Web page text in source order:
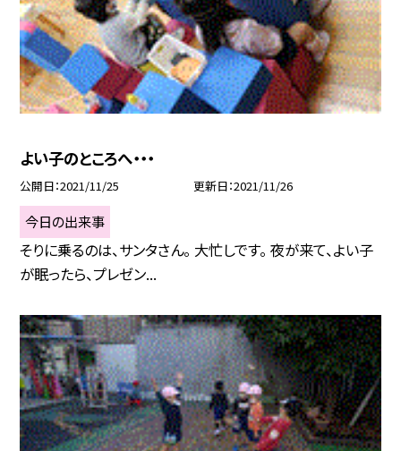
よい子のところへ・・・
公開日 2021/11/25 更新日 2021/11/26
今日の出来事
そりに乗るのは、サンタさん。 大忙しです。 夜が来て、よい子
が眠ったら、プレゼン...